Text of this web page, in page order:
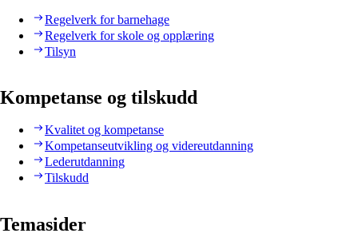
Regelverk for barnehage
Regelverk for skole og opplæring
Tilsyn
Kompetanse og tilskudd
Kvalitet og kompetanse
Kompetanseutvikling og videreutdanning
Lederutdanning
Tilskudd
Temasider